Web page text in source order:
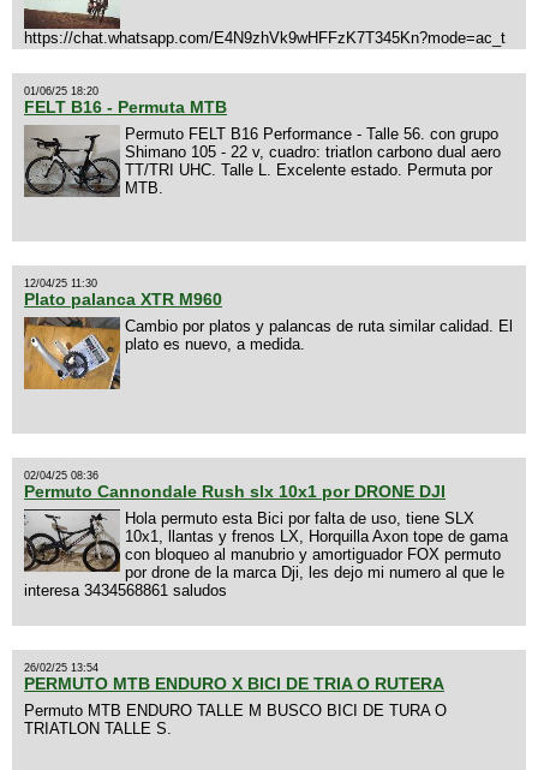
https://chat.whatsapp.com/E4N9zhVk9wHFFzK7T345Kn?mode=ac_t
01/06/25 18:20
FELT B16 - Permuta MTB
Permuto FELT B16 Performance - Talle 56. con grupo
Shimano 105 - 22 v, cuadro: triatlon carbono dual aero
TT/TRI UHC. Talle L. Excelente estado. Permuta por
MTB.
12/04/25 11:30
Plato palanca XTR M960
Cambio por platos y palancas de ruta similar calidad. El
plato es nuevo, a medida.
02/04/25 08:36
Permuto Cannondale Rush slx 10x1 por DRONE DJI
Hola permuto esta Bici por falta de uso, tiene SLX
10x1, llantas y frenos LX, Horquilla Axon tope de gama
con bloqueo al manubrio y amortiguador FOX permuto
por drone de la marca Dji, les dejo mi numero al que le
interesa 3434568861 saludos
26/02/25 13:54
PERMUTO MTB ENDURO X BICI DE TRIA O RUTERA
Permuto MTB ENDURO TALLE M BUSCO BICI DE TURA O
TRIATLON TALLE S.